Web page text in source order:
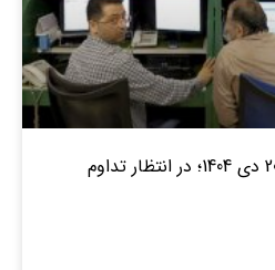
پیش بینی بورس شنبه 20 دی 1404؛ در انتظار تداوم